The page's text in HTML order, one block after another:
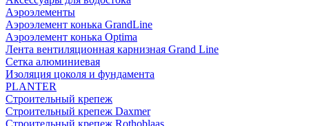
Аэроэлементы
Аэроэлемент конька GrandLine
Аэроэлемент конька Optima
Лента вентиляционная карнизная Grand Line
Сетка алюминиевая
Изоляция цоколя и фундамента
PLANTER
Строительный крепеж
Строительный крепеж Daxmer
Строительный крепеж Rothoblaas